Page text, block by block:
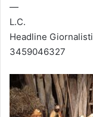
—
L.C.
Headline Giornalisti
3459046327